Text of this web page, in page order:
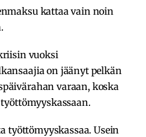
kattaa vain noin
vuoksi
on jäänyt pelkän
varaan, koska
työttömyyskassaa. Usein